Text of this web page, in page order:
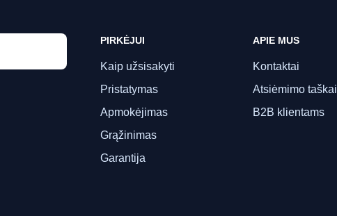
PIRKĖJUI
Kaip užsisakyti
Pristatymas
Apmokėjimas
Grąžinimas
Garantija
APIE MUS
Kontaktai
Atsiėmimo taškai
B2B klientams